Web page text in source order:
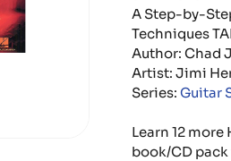
A Step-by-
Techniques
Author: Chad
Artist: Jimi
Series: Guitar
Learn 12
book/CD